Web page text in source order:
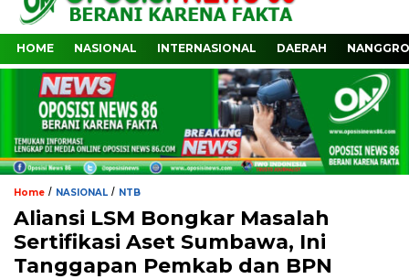
HOME NASIONAL INTERNASIONAL DAERAH
Home / NASIONAL / NTB
Aliansi LSM Bongkar Masalah
Sertifikasi Aset Sumbawa, Ini
Tanggapan Pemkab dan BPN